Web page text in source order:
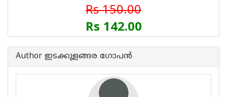
Rs 150.00
Rs 142.00
Author ഇടക്കുളങ്ങര ഗോപന്‍